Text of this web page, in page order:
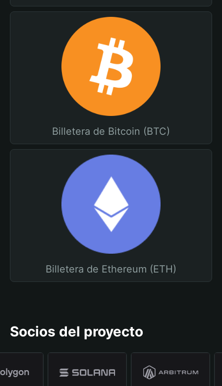
Billetera de Bitcoin (BTC)
Billetera de Ethereum (ETH)
Socios del proyecto